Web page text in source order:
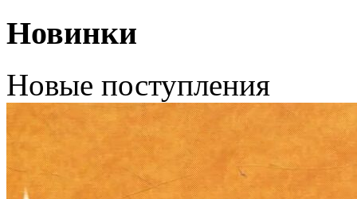
Новинки
Новые поступления